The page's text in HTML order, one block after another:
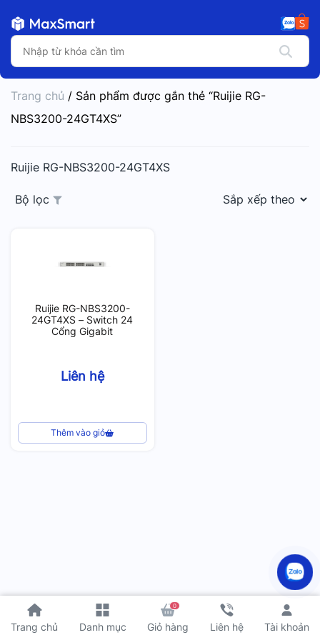
Trang chủ Danh mục
0
Giỏ hàng Liên hệ Tài khoản
Trang chủ / Sản phẩm được gắn thẻ “Ruijie RG-
NBS3200-24GT4XS”
Ruijie RG-NBS3200-24GT4XS
Bộ lọc
Ruijie RG-NBS3200-
24GT4XS – Switch 24
Cổng Gigabit
Liên hệ
Thêm vào giỏ